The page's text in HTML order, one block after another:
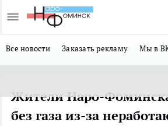
Все новости Заказать рекламу Мы в
Жители Наро-
без газа из-за